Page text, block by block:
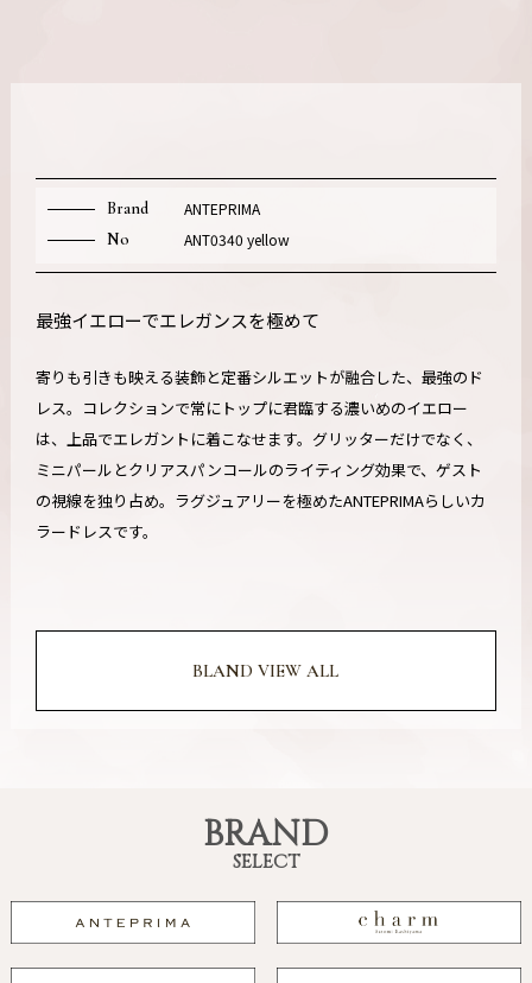
Brand
ANTEPRIMA
No
ANT0340 yellow
最強イエローでエレガンスを極めて
寄りも引きも映える装飾と定番シルエットが融合した、最強のド
レス。コレクションで常にトップに君臨する濃いめのイエロー
は、上品でエレガントに着こなせます。グリッターだけでなく、
ミニパールとクリアスパンコールのライティング効果で、ゲスト
の視線を独り占め。ラグジュアリーを極めたANTEPRIMAらしいカ
ラードレスです。
BLAND VIEW ALL
BRAND
SELECT